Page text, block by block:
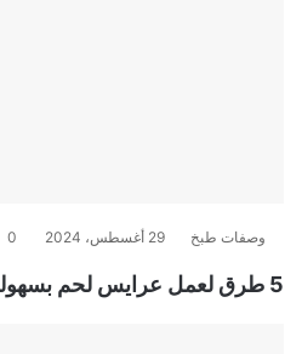
وصفات طبخ 29 أغسطس، 2024 0
5 طرق لعمل عرايس لحم بسهولة في المنزل